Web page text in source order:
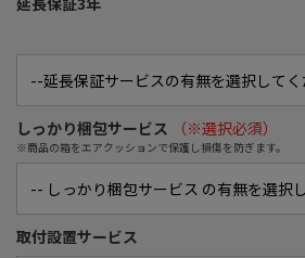
しっかり梱包サービス （※選択必須）
※商品の箱をエアクッションで保護し損傷を防ぎます。
取付設置サービス